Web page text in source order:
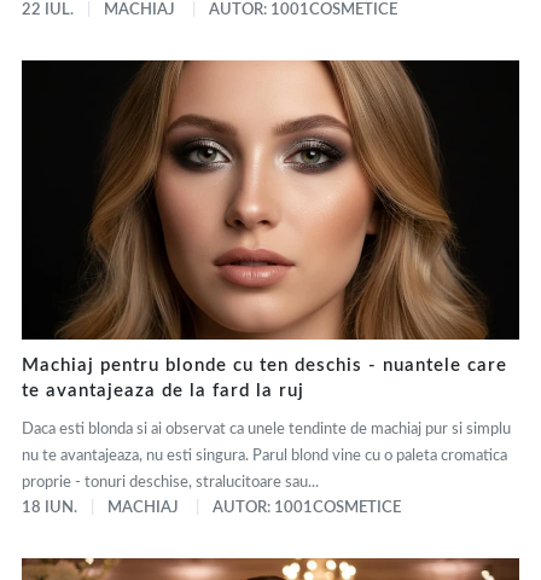
22 IUL.
MACHIAJ AUTOR: 1001COSMETICE
Machiaj pentru blonde cu ten deschis - nuantele care
te avantajeaza de la fard la ruj
Daca esti blonda si ai observat ca unele tendinte de machiaj pur si simplu
nu te avantajeaza, nu esti singura. Parul blond vine cu o paleta cromatica
proprie - tonuri deschise, stralucitoare sau...
18 IUN.
MACHIAJ AUTOR: 1001COSMETICE